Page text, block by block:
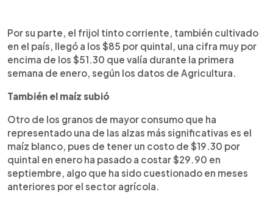
Por su parte, el frijol tinto corriente, también cultivado
en el país, llegó a los $85 por quintal, una cifra muy por
encima de los $51.30 que valía durante la primera
semana de enero, según los datos de Agricultura.
También el maíz subió
Otro de los granos de mayor consumo que ha
representado una de las alzas más significativas es el
maíz blanco, pues de tener un costo de $19.30 por
quintal en enero ha pasado a costar $29.90 en
septiembre, algo que ha sido cuestionado en meses
anteriores por el sector agrícola.